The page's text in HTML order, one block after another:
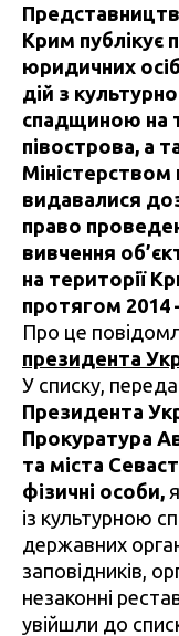
Крим публікує
юридичних
дій з
спадщиною на
півострова, а
видавалися
право
вивчення
на території
протягом 2014
Про це
президента
У списку,
Президента
Прокуратура
та міста
фізичні особи,
із культурною
державних
заповідників,
незаконні
увійшли до